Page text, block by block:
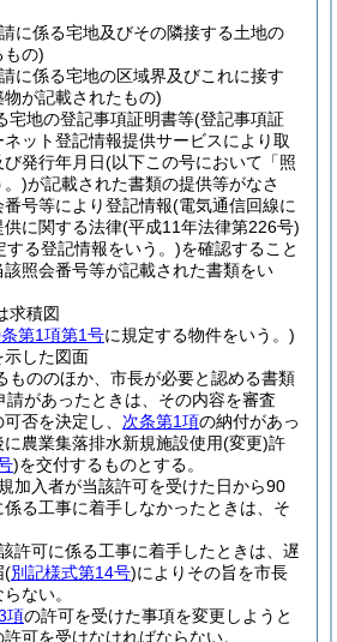
に係る宅地及びその隣接する土地の
もの)
に係る宅地の区域界及びこれに接す
が記載されたもの)
宅地の登記事項証明書等(登記事項証
ット登記情報提供サービスにより取
発行年月日(以下この号において「照
。)が記載された書類の提供等がなさ
号等により登記情報(電気通信回線に
供に関する法律(平成11年法律第226号)
する登記情報をいう。)を確認すること
照会番号等が記載された書類をい
求積図
第1項第1号に規定する物件をいう。)
示した図面
もののほか、市長が必要と認める書類
請があったときは、その内容を審査
否を決定し、 次条第1項の納付があっ
農業集落排水新規施設使用(変更)許
)を交付するものとする。
加入者が当該許可を受けた日から90
る工事に着手しなかったときは、そ
許可に係る工事に着手したときは、遅
(別記様式第14号)によりその旨を市長
ない。
項の許可を受けた事項を変更しようと
可を受けなければならない。